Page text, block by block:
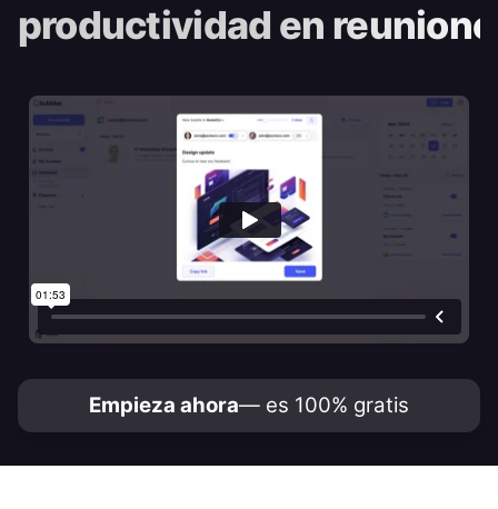
productividad en
Empieza ahora— es 100% gratis